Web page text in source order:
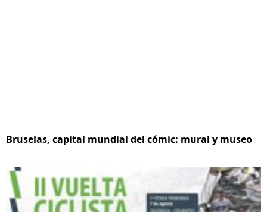
Bruselas, capital mundial del cómic: mural y museo